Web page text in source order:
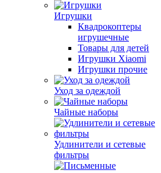
Игрушки
Квадрокоптеры
игрушечные
Товары для детей
Игрушки Xiaomi
Игрушки прочие
Уход за одеждой
Чайные наборы
Удлинители и сетевые
фильтры